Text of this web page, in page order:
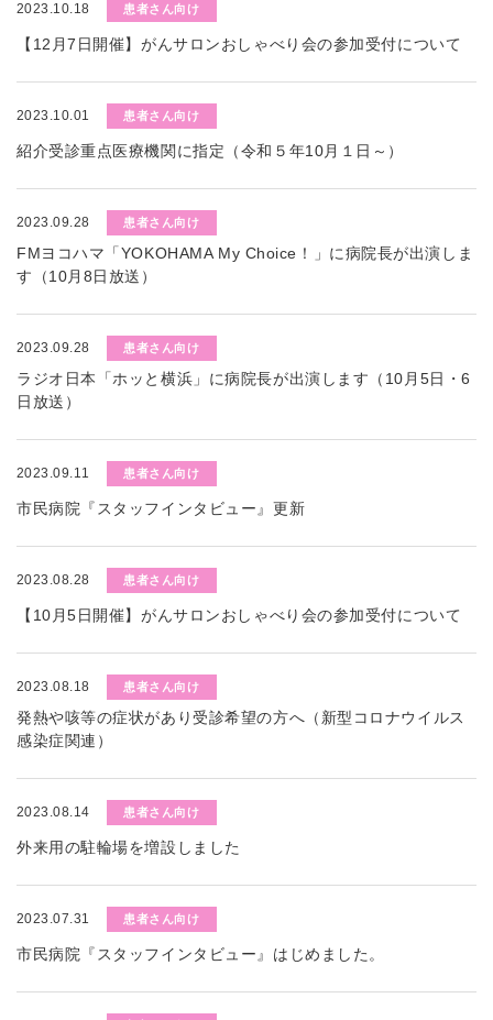
2023.10.18 患者さん向け
【12月7日開催】がんサロンおしゃべり会の参加受付について
2023.10.01 患者さん向け
紹介受診重点医療機関に指定（令和５年10月１日～）
2023.09.28 患者さん向け
FMヨコハマ「YOKOHAMA My Choice！」に病院長が出演しま
す（10月8日放送）
2023.09.28 患者さん向け
ラジオ日本「ホッと横浜」に病院長が出演します（10月5日・6
日放送）
2023.09.11 患者さん向け
市民病院『スタッフインタビュー』更新
2023.08.28 患者さん向け
【10月5日開催】がんサロンおしゃべり会の参加受付について
2023.08.18 患者さん向け
発熱や咳等の症状があり受診希望の方へ（新型コロナウイルス
感染症関連）
2023.08.14 患者さん向け
外来用の駐輪場を増設しました
2023.07.31 患者さん向け
市民病院『スタッフインタビュー』はじめました。